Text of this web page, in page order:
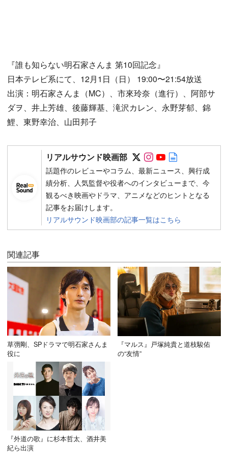
『誰も知らない明石家さんま 第10回記念』
日本テレビ系にて、12月1日（日） 19:00〜21:54放送
出演：明石家さんま（MC）、市來玲奈（進行）、阿部サ
ダヲ、井上芳雄、後藤輝基、滝沢カレン、永野芽郁、錦
鯉、東野幸治、山田邦子
リアルサウンド映画部 Follow on SNS
Follow on SNS
Follow on
話題作のレビューやコラム、最新ニュース、興行成
績分析、人気監督や役者へのインタビューまで、今
観るべき映画やドラマ、アニメなどのヒントとなる
記事をお届けします。
リアルサウンド映画部の記事一覧はこちら
関連記事
草彅剛、SPドラマで明石家さんま
役に
『マルス』戸塚純貴と道枝駿佑
の“友情”
『外道の歌』に杉本哲太、酒井美
紀ら出演